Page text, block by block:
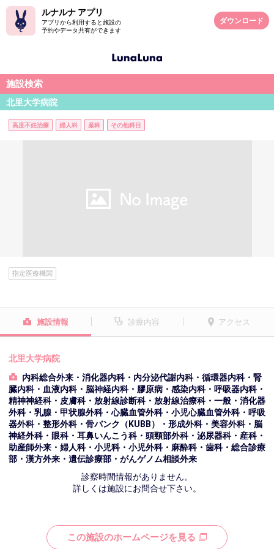
ルナルナ アプリ
アプリから利用すると施設の
予約やデータ共有ができます
ダウンロード
施設検索
北里大学病院
高度不妊治療 婦人科 産科 その他科目
指定医療機関
施設情報 診療内容 アクセス
北里大学病院
内科総合外来・消化器内科・内分泌代謝内科・循環器内科・腎
臓内科・血液内科・脳神経内科・膠原病・感染内科・呼吸器内科・
精神神経科・皮膚科・放射線診断科・放射線治療科・一般・消化器
外科・乳腺・甲状腺外科・心臓血管外科・小児心臓血管外科・呼吸
器外科・整形外科・骨バンク（KUBB）・形成外科・美容外科・脳
神経外科・眼科・耳鼻いんこう科・頭頸部外科・泌尿器科・産科・
助産師外来・婦人科・小児科・小児外科・麻酔科・歯科・総合診療
部・漢方外来・遺伝診療部・がんゲノム相談外来
診察時間情報がありません。
詳しくは施設にお問合せ下さい。
この施設のホームページを見る